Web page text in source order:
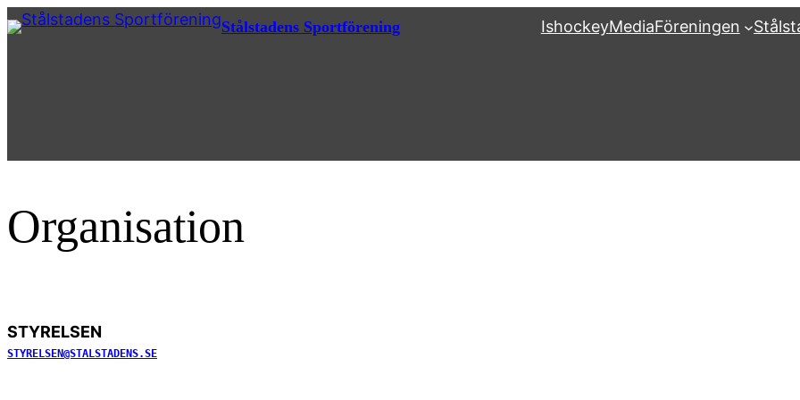
Hoppa
Stålstadens Sportförening IshockeyMediaFöreningen
Organisation
STYRELSEN
STYRELSEN@STALSTADENS.SE